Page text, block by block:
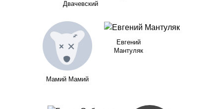
Двачевский
Мамий Мамий
Евгений
Мантуляк